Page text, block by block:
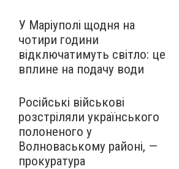
У Маріуполі щодня на
чотири години
відключатимуть світло: це
вплине на подачу води
Російські військові
розстріляли українського
полоненого у
Волноваському районі, —
прокуратура